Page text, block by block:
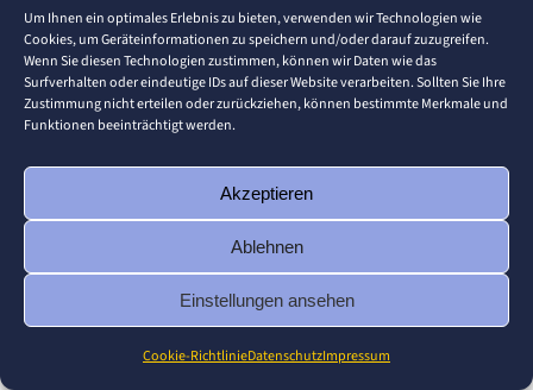
Um Ihnen ein optimales Erlebnis zu bieten, verwenden wir Technologien wie
Cookies, um Geräteinformationen zu speichern und/oder darauf zuzugreifen.
Wenn Sie diesen Technologien zustimmen, können wir Daten wie das
Surfverhalten oder eindeutige IDs auf dieser Website verarbeiten. Sollten Sie Ihre
Zustimmung nicht erteilen oder zurückziehen, können bestimmte Merkmale und
Funktionen beeinträchtigt werden.
Akzeptieren
Ablehnen
Einstellungen ansehen
Cookie-RichtlinieDatenschutzImpressum